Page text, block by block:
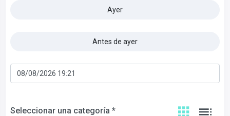
Ayer
Antes de ayer
Seleccionar una categoría *